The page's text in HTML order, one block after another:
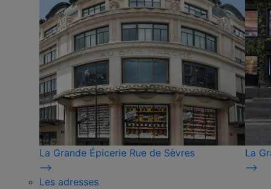
La Grande Épicerie Rue de Sèvres
⟶
La
⟶
Les adresses